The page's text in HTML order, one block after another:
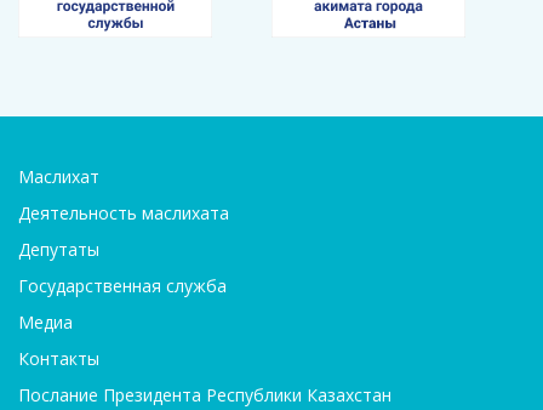
Маслихат
Деятельность маслихата
Депутаты
Государственная служба
Медиа
Контакты
Послание Президента Республики Казахстан